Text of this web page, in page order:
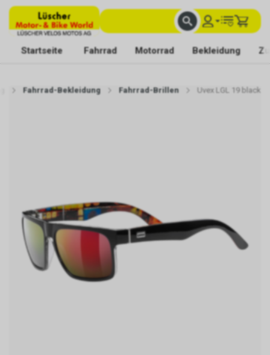
Startseite Fahrrad Motorrad Bekleidung
Fahrrad-Bekleidung Fahrrad-Brillen Uvex LGL 19 black